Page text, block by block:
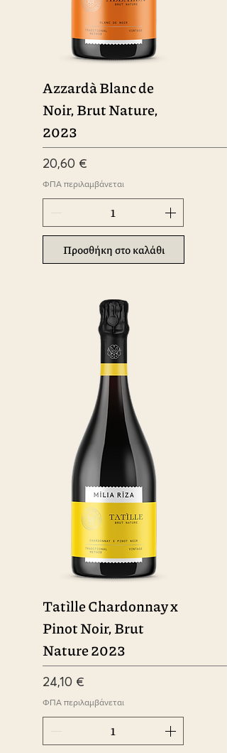
Azzardà Blanc de
Noir, Brut Nature,
2023
Τιμή
20,60 €
ΦΠΑ περιλαμβάνεται
Προσθήκη στο καλάθι
Tatìlle Chardonnay x
Pinot Noir, Brut
Nature 2023
Τιμή
24,10 €
ΦΠΑ περιλαμβάνεται